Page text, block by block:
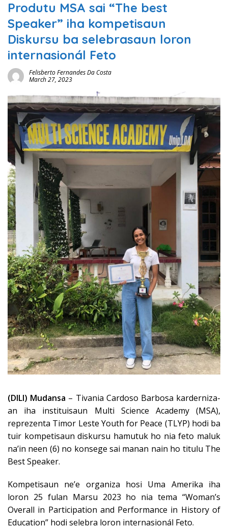
Produtu MSA sai “The best
Speaker” iha kompetisaun
Diskursu ba selebrasaun loron
internasionál Feto
Felisberto Fernandes Da Costa
March 27, 2023
(DILI) Mudansa – Tivania Cardoso Barbosa karderniza-
an iha instituisaun Multi Science Academy (MSA),
reprezenta Timor Leste Youth for Peace (TLYP) hodi ba
tuir kompetisaun diskursu hamutuk ho nia feto maluk
na’in neen (6) no konsege sai manan nain ho titulu The
Best Speaker.
Kompetisaun ne’e organiza hosi Uma Amerika iha
loron 25 fulan Marsu 2023 ho nia tema “Woman’s
Overall in Participation and Performance in History of
Education” hodi selebra loron internasionál Feto.